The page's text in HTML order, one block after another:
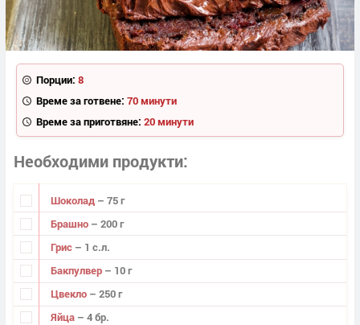
Порции: 8
Време за готвене: 70 минути
Време за приготвяне: 20 минути
Необходими продукти
Шоколад – 75 г
Брашно – 200 г
Грис – 1 с.л.
Бакпулвер – 10 г
Цвекло – 250 г
Яйца – 4 бр.